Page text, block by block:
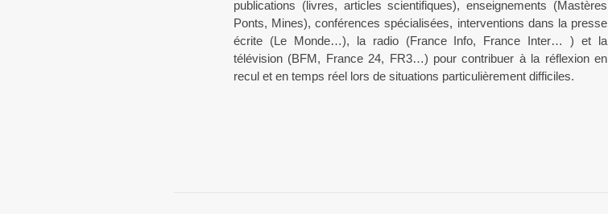
publications (livres, articles scientifiques), enseignements (Mastères
Ponts, Mines), conférences spécialisées, interventions dans la presse
écrite (Le Monde…), la radio (France Info, France Inter… ) et la
télévision (BFM, France 24, FR3…) pour contribuer à la réflexion en
recul et en temps réel lors de situations particulièrement difficiles.